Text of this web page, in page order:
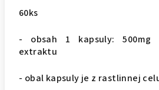
60ks
- obsah 1 kapsuly: 500mg
extraktu
- obal kapsuly je z rastlinnej